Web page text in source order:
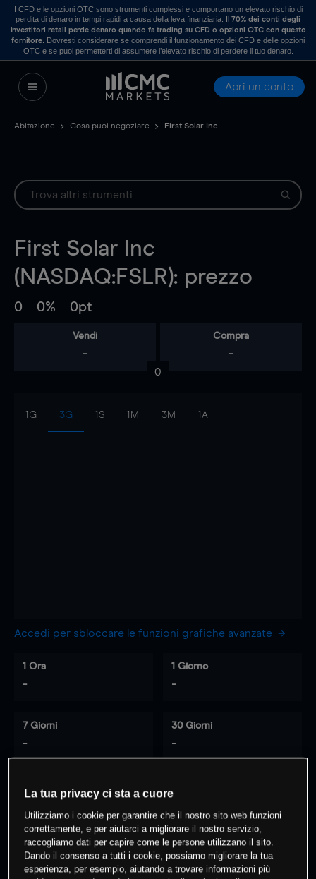
I CFD e le opzioni OTC sono strumenti complessi e comportano un elevato rischio di
perdita di denaro in tempi rapidi a causa della leva finanziaria. Il70% dei conti degli
investitori retail perde denaro quando fa trading su CFD o opzioni OTC con questo
fornitore . Dovresti considerare se comprendi il funzionamento dei CFD e delle opzioni
OTC e se puoi permetterti di assumere l’elevato rischio di perdere il tuo denaro.
Apri un conto
Abitazione Cosa puoi negoziare First Solar Inc
First Solar Inc
(NASDAQ:FSLR): prezzo
0 0% 0pt
Vendi
-
Compra
-
0
1G 3G 1S 1M 3M 1A
Accedi per sbloccare le funzioni grafiche avanzate
1 Ora
-
1 Giorno
-
7 Giorni
-
30 Giorni
-
% dei clienti hanno posizioni
questo prodotto
Fai trading
La tua privacy ci sta a cuore
Utilizziamo i cookie per garantire che il nostro sito web funzioni
correttamente, e per aiutarci a migliorare il nostro servizio,
raccogliamo dati per capire come le persone utilizzano il sito.
Dando il consenso a tutti i cookie, possiamo migliorare la tua
esperienza, per esempio, aiutando a trovare informazioni più